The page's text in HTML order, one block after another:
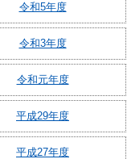
令和5年度
令和3年度
令和元年度
平成29年度
平成27年度